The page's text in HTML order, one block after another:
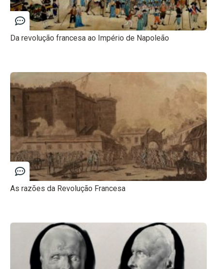
Da revolução francesa ao Império de Napoleão
As razões da Revolução Francesa